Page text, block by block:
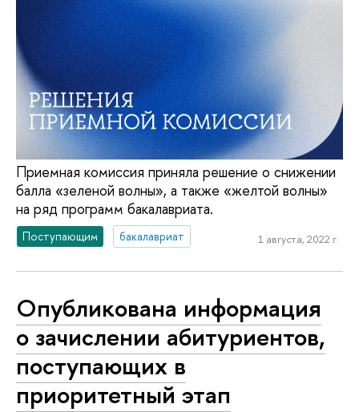
Приемная комиссия приняла решение о снижении
балла «зеленой волны», а также «желтой волны»
на ряд программ бакалавриата.
Поступающим бакалавриат 1 августа, 2022 г.
Опубликована информация
о зачислении абитуриентов,
поступающих в
приоритетный этап